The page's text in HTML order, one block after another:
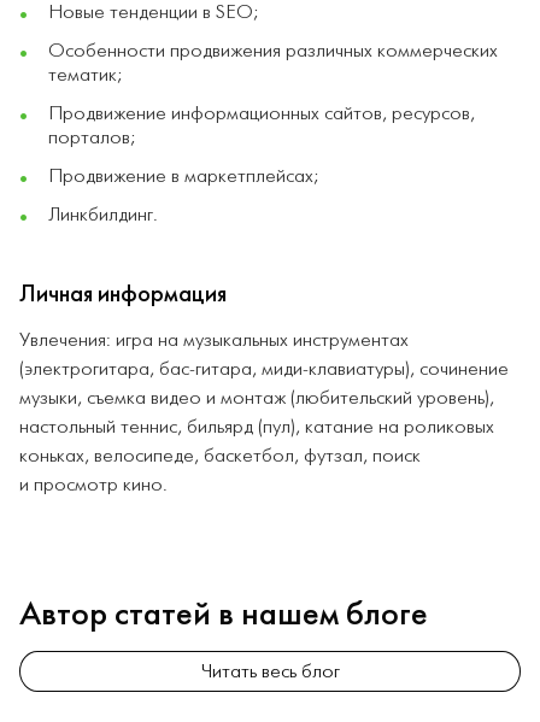
Новые тенденции в SEO;
Особенности продвижения различных коммерческих
тематик;
Продвижение информационных сайтов, ресурсов,
порталов;
Продвижение в маркетплейсах;
Линкбилдинг.
Личная информация
Увлечения: игра на музыкальных инструментах
(электрогитара, бас-гитара, миди-клавиатуры), сочинение
музыки, съемка видео и монтаж (любительский уровень),
настольный теннис, бильярд (пул), катание на роликовых
коньках, велосипеде, баскетбол, футзал, поиск
и просмотр кино.
Автор статей в нашем блоге
Читать весь блог